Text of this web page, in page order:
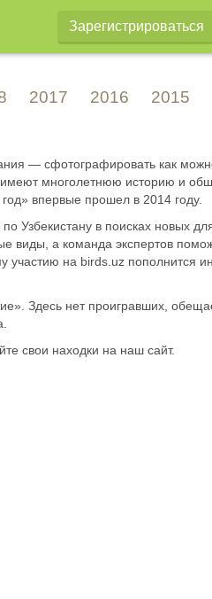
Зарегистрироваться
2017 2016 2015
— сфотографировать как
имеют многолетнюю историю и
впервые прошел в 2014 году.
Узбекистану в поисках новых
виды, а команда экспертов
участию на birds.uz пополнится
Здесь нет проигравших,
свои находки на наш сайт.